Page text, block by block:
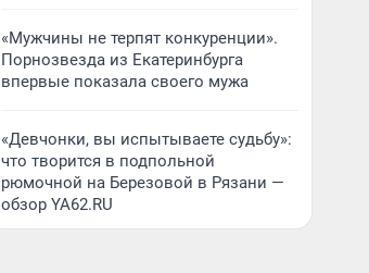
«Мужчины не терпят конкуренции».
Порнозвезда из Екатеринбурга
впервые показала своего мужа
«Девчонки, вы испытываете судьбу»:
что творится в подпольной
рюмочной на Березовой в Рязани —
обзор YA62.RU